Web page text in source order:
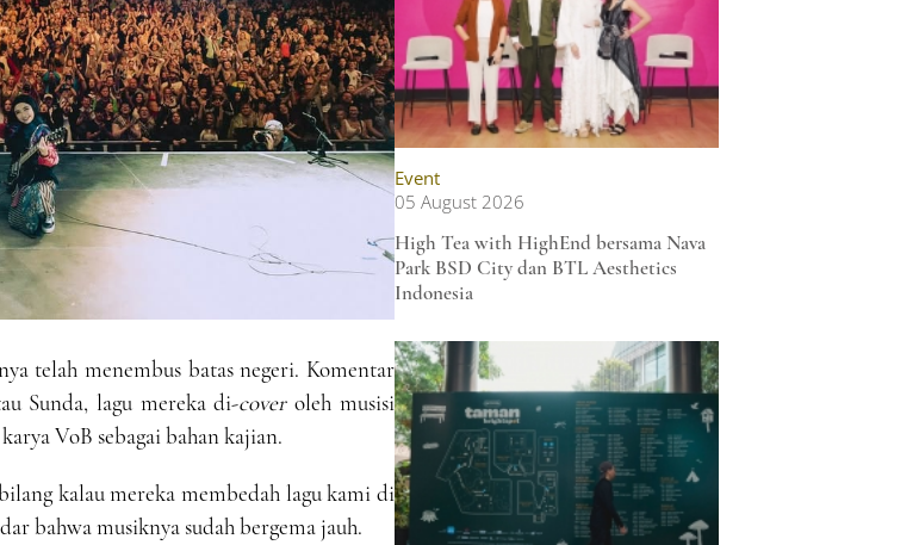
telah menembus batas negeri. Komentar
Sunda, lagu mereka di-coveroleh musisi
VoB sebagai bahan kajian.
kalau mereka membedah lagu kami di
bahwa musiknya sudah bergema jauh.
Event
05 August 2026
High Tea with HighEnd bersama Nava
Park BSD City dan BTL Aesthetics
Indonesia